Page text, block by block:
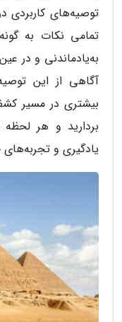
توصیه‌های
تمامی نکات به
به‌یادماندنی و در
آگاهی از این
بیشتری در مسیر
بردارید و هر لحظه
یادگیری و تجربه‌های